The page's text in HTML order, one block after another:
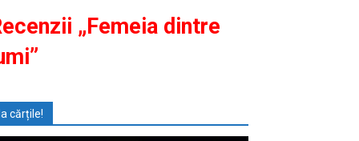
„Femeia dintre
cărțile!